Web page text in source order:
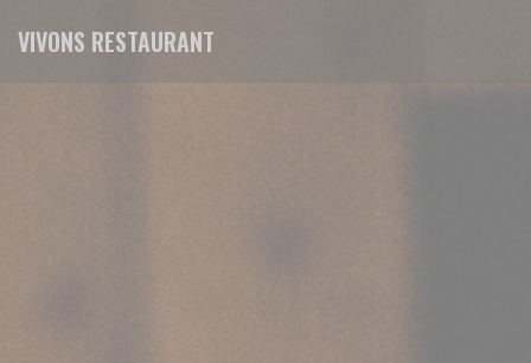
VIVONS RESTAURANT